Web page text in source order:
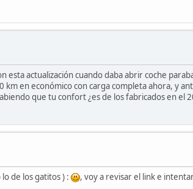
actualización cuando daba abrir coche
km en económico con carga completa ahora, y
que tu confort ¿es de los fabricados en
de los gatitos ) : , voy a revisar el link e